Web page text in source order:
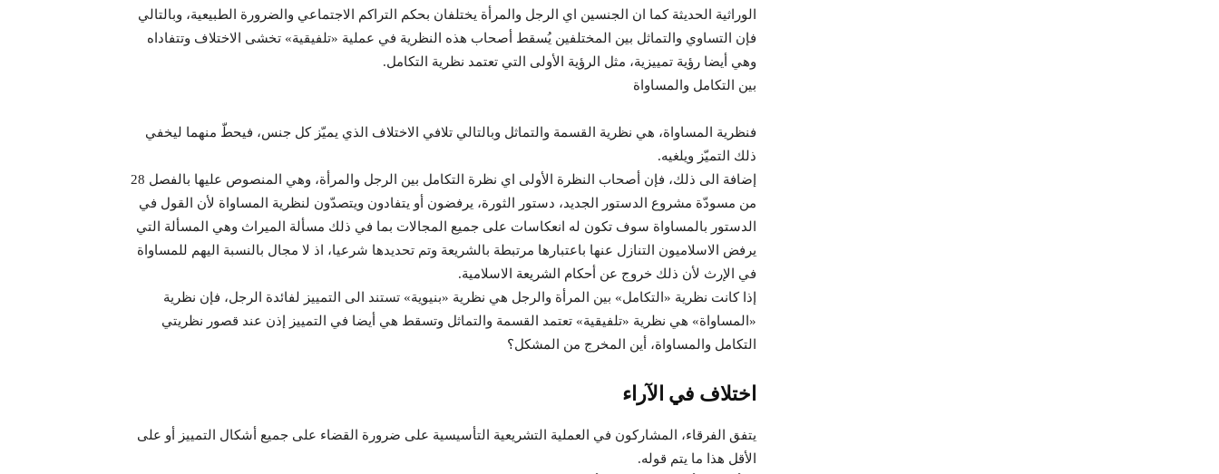
الوراثية الحديثة كما ان الجنسين اي الرجل والمرأة يختلفان بحكم التراكم الاجتماعي والضرورة الطبيعية، وبالتالي
فإن التساوي والتماثل بين المختلفين يُسقط أصحاب هذه النظرية في عملية «تلفيقية» تخشى الاختلاف وتتفاداه
وهي أيضا رؤية تمييزية، مثل الرؤية الأولى التي تعتمد نظرية التكامل.
بين التكامل والمساواة
فنظرية المساواة، هي نظرية القسمة والتماثل وبالتالي تلافي الاختلاف الذي يميّز كل جنس، فيحطّ منهما ليخفي
ذلك التميّز ويلغيه.
إضافة الى ذلك، فإن أصحاب النظرة الأولى اي نظرة التكامل بين الرجل والمرأة، وهي المنصوص عليها بالفصل 28
من مسودّة مشروع الدستور الجديد، دستور الثورة، يرفضون أو يتفادون ويتصدّون لنظرية المساواة لأن القول في
الدستور بالمساواة سوف تكون له انعكاسات على جميع المجالات بما في ذلك مسألة الميراث وهي المسألة التي
يرفض الاسلاميون التنازل عنها باعتبارها مرتبطة بالشريعة وتم تحديدها شرعيا، اذ لا مجال بالنسبة اليهم للمساواة
في الإرث لأن ذلك خروج عن أحكام الشريعة الاسلامية.
إذا كانت نظرية «التكامل» بين المرأة والرجل هي نظرية «بنيوية» تستند الى التمييز لفائدة الرجل، فإن نظرية
«المساواة» هي نظرية «تلفيقية» تعتمد القسمة والتماثل وتسقط هي أيضا في التمييز إذن عند قصور نظريتي
التكامل والمساواة، أين المخرج من المشكل؟
اختلاف في الآراء
يتفق الفرقاء، المشاركون في العملية التشريعية التأسيسية على ضرورة القضاء على جميع أشكال التمييز أو على
الأقل هذا ما يتم قوله.